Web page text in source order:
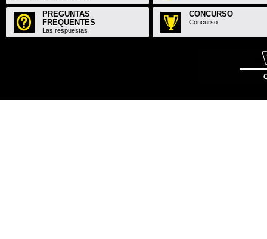
PREGUNTAS
FREQUENTES
Las respuestas
CONCURSO
Concurso